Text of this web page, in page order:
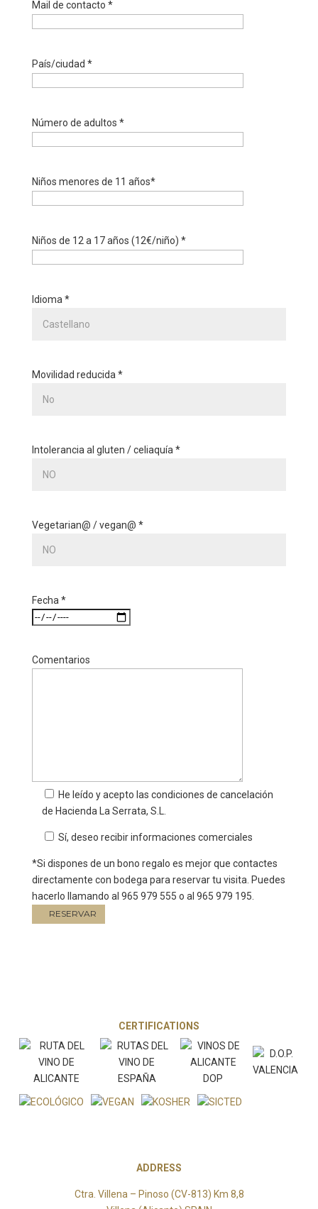
Mail de contacto *
País/ciudad *
Número de adultos *
Niños menores de 11 años*
Niños de 12 a 17 años (12€/niño) *
Idioma *
Movilidad reducida *
Intolerancia al gluten / celiaquía *
Vegetarian@ / vegan@ *
Fecha *
Comentarios
He leído y acepto las condiciones de cancelación
de Hacienda La Serrata, S.L.
Sí, deseo recibir informaciones comerciales
*Si dispones de un bono regalo es mejor que contactes
directamente con bodega para reservar tu visita. Puedes
hacerlo llamando al 965 979 555 o al 965 979 195.
CERTIFICATIONS
ADDRESS
Ctra. Villena – Pinoso (CV-813) Km 8,8